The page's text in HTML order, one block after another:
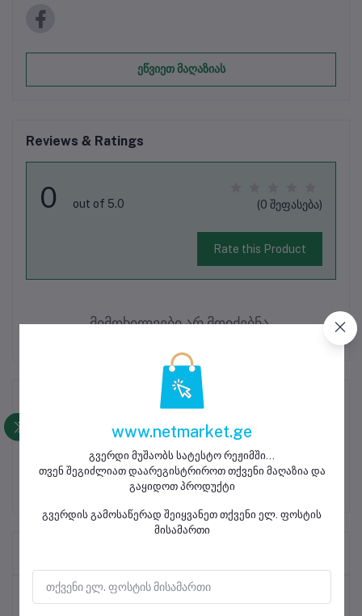
ეწვიეთ მაღაზიას
Reviews & Ratings
0 out of 5.0 (0 შეფასება)
Rate this Product
მიმოხილვები არ მოიძებნა.
ყველაზე გაყიდვადი პროდუქტები
www.netmarket.ge
გვერდი მუშაობს სატესტო რეჟიმში...
თვენ შეგიძლიათ დაარეგისტრიროთ თქვენი მაღაზია და
გაყიდოთ პროდუქტი
გვერდის გამოსაწერად შეიყვანეთ თქვენი ელ. ფოსტის
მისამართი